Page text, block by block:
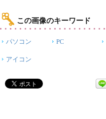
この画像のキーワード
パソコン PC
アイコン